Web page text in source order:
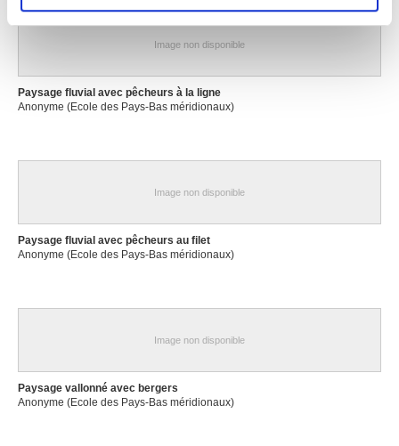
partageons également des informations sur l'utilisation de
notre site avec nos partenaires de médias sociaux, de
avec d'autres informations que vous leur avez fournies
ou qu'ils ont collectées lors de votre utilisation de leurs
Image non disponible
Paysage fluvial avec pêcheurs à la ligne
Anonyme (Ecole des Pays-Bas méridionaux)
Image non disponible
Paysage fluvial avec pêcheurs au filet
Anonyme (Ecole des Pays-Bas méridionaux)
Image non disponible
Paysage vallonné avec bergers
Anonyme (Ecole des Pays-Bas méridionaux)